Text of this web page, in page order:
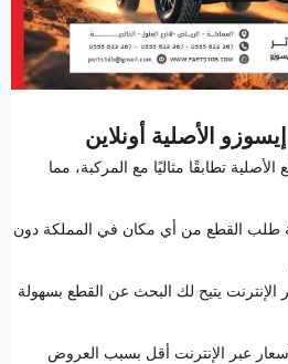
الأصلية أونلاين
الأصلية تطابقًا مثاليًا مع المركبة، مما
طلب القطع من أي مكان في المملكة دون
الإنترنت يتيح لك البحث عن القطع بسهولة
عبر الإنترنت أقل بسبب العروض